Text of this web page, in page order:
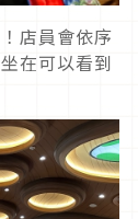
店員會依序
在可以看到